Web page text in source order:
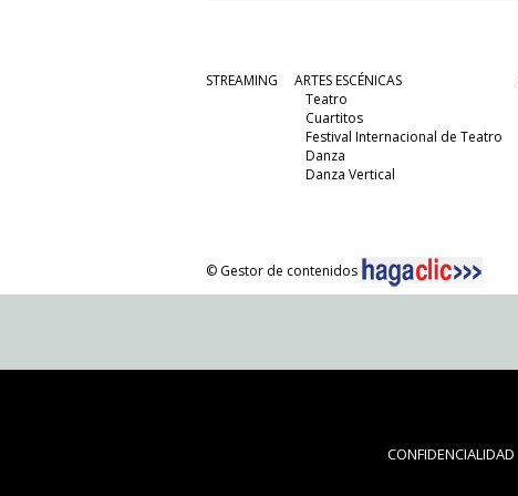
STREAMING
ARTES ESCÉNICAS
Teatro
Cuartitos
Festival Internacional de Teatro
Danza
Danza Vertical
© Gestor de contenidos
CONFIDENCIALIDAD